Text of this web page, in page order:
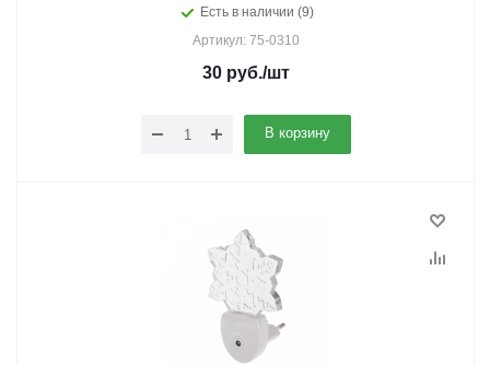
Есть в наличии (9)
Артикул: 75-0310
30 руб./шт
В корзину